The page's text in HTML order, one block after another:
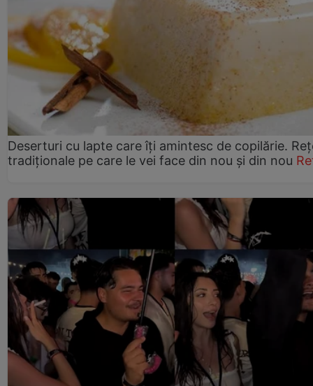
Deserturi cu lapte care îți amintesc de copilărie.
tradiționale pe care le vei face din nou și din nou